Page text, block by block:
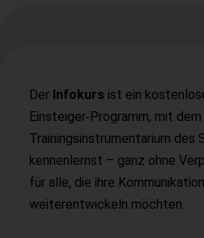
Der Infokurs ist ein
Einsteiger‑Programm, mit
Trainingsinstrumentarium des
kennenlernst – ganz ohne
für alle, die ihre
weiterentwickeln möchten.